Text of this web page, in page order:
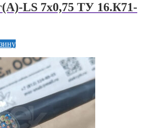
LS 7х0,75 ТУ 16.К71-